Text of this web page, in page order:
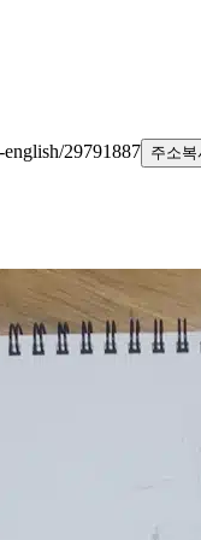
29791887 주소복